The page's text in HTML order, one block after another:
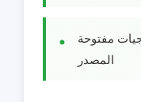
مفتوحة
المصدر